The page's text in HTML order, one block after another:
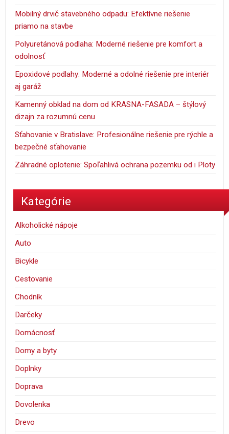
Mobilný drvič stavebného odpadu: Efektívne riešenie
priamo na stavbe
Polyuretánová podlaha: Moderné riešenie pre komfort a
odolnosť
Epoxidové podlahy: Moderné a odolné riešenie pre interiér
aj garáž
Kamenný obklad na dom od KRASNA-FASADA – štýlový
dizajn za rozumnú cenu
Sťahovanie v Bratislave: Profesionálne riešenie pre rýchle a
bezpečné sťahovanie
Záhradné oplotenie: Spoľahlivá ochrana pozemku od i Ploty
Kategórie
Alkoholické nápoje
Auto
Bicykle
Cestovanie
Chodník
Darčeky
Domácnosť
Domy a byty
Doplnky
Doprava
Dovolenka
Drevo